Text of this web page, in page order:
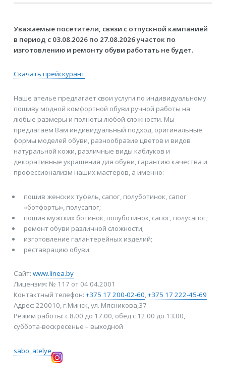
Уважаемые посетители, связи с отпускной кампанией
в период с 03.08.2026 по 27.08.2026 участок по
изготовлению и ремонту обуви работать не будет.
Скачать прейскурант
Наше ателье предлагает свои услуги по индивидуальному
пошиву модной комфортной обуви ручной работы на
любые размеры и полноты любой сложности. Мы
предлагаем Вам индивидуальный подход, оригинальные
формы моделей обуви, разнообразие цветов и видов
натуральной кожи, различные виды каблуков и
декоративные украшения для обуви, гарантию качества и
профессионализм наших мастеров, а именно:
пошив женских туфель, сапог, полуботинок, сапог
«ботфорты», полусапог;
пошив мужских ботинок, полуботинок, сапог, полусапог;
ремонт обуви различной сложности;
изготовление галантерейных изделий;
реставрацию обуви.
Сайт: www.linea.by
Лицензия: № 117 от 04.04.2001
Контактный телефон: +375 17 200-02-60,+375 17 222-45-69
Адрес: 220010, г.Минск, ул. Мясникова,37
Режим работы: с 8.00 до 17.00, обед с 12.00 до 13.00,
суббота-воскресенье – выходной
sabo_atelye